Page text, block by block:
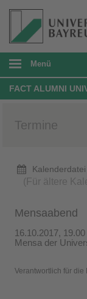
Menü
FACT ALUMNI
Termine
Kalenderdatei
(Für ältere
Mensaabend
16.10.2017,
Mensa der
Verantwortlich für die